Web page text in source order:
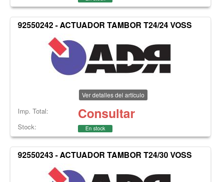
92550242 - ACTUADOR TAMBOR T24/24 VOSS
Ver detalles del artículo
Imp. Total: Consultar
Stock: En stock
92550243 - ACTUADOR TAMBOR T24/30 VOSS